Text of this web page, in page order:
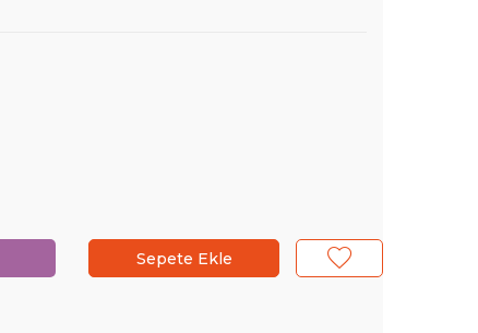
Sepete Ekle